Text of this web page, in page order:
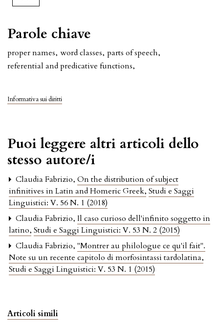
Parole chiave
proper names, word classes, parts of speech,
referential and predicative functions,
Informativa sui diritti
Puoi leggere altri articoli dello
stesso autore/i
Claudia Fabrizio, On the distribution of subject
infinitives in Latin and Homeric Greek, Studi e Saggi
Linguistici: V. 56 N. 1 (2018)
Claudia Fabrizio, Il caso curioso dell'infinito soggetto in
latino, Studi e Saggi Linguistici: V. 53 N. 2 (2015)
Claudia Fabrizio, "Montrer au philologue ce qu'il fait".
Note su un recente capitolo di morfosintassi tardolatina,
Studi e Saggi Linguistici: V. 53 N. 1 (2015)
Articoli simili